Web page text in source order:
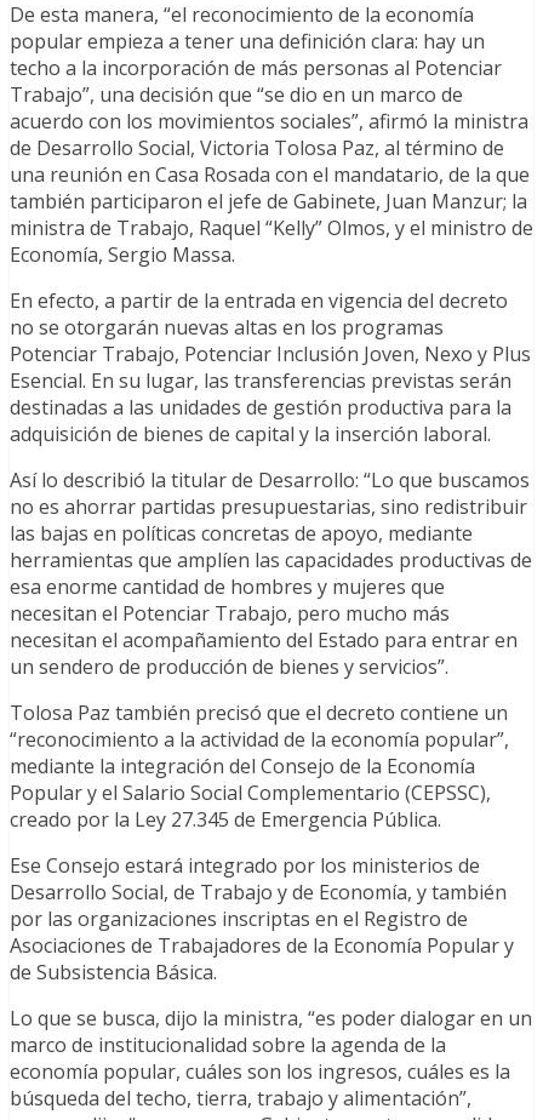
De esta manera, “el reconocimiento de la economía
popular empieza a tener una definición clara: hay un
techo a la incorporación de más personas al Potenciar
Trabajo”, una decisión que “se dio en un marco de
acuerdo con los movimientos sociales”, afirmó la ministra
de Desarrollo Social, Victoria Tolosa Paz, al término de
una reunión en Casa Rosada con el mandatario, de la que
también participaron el jefe de Gabinete, Juan Manzur; la
ministra de Trabajo, Raquel “Kelly” Olmos, y el ministro de
Economía, Sergio Massa.
En efecto, a partir de la entrada en vigencia del decreto
no se otorgarán nuevas altas en los programas
Potenciar Trabajo, Potenciar Inclusión Joven, Nexo y Plus
Esencial. En su lugar, las transferencias previstas serán
destinadas a las unidades de gestión productiva para la
adquisición de bienes de capital y la inserción laboral.
Así lo describió la titular de Desarrollo: “Lo que buscamos
no es ahorrar partidas presupuestarias, sino redistribuir
las bajas en políticas concretas de apoyo, mediante
herramientas que amplíen las capacidades productivas de
esa enorme cantidad de hombres y mujeres que
necesitan el Potenciar Trabajo, pero mucho más
necesitan el acompañamiento del Estado para entrar en
un sendero de producción de bienes y servicios”.
Tolosa Paz también precisó que el decreto contiene un
“reconocimiento a la actividad de la economía popular”,
mediante la integración del Consejo de la Economía
Popular y el Salario Social Complementario (CEPSSC),
creado por la Ley 27.345 de Emergencia Pública.
Ese Consejo estará integrado por los ministerios de
Desarrollo Social, de Trabajo y de Economía, y también
por las organizaciones inscriptas en el Registro de
Asociaciones de Trabajadores de la Economía Popular y
de Subsistencia Básica.
Lo que se busca, dijo la ministra, “es poder dialogar en un
marco de institucionalidad sobre la agenda de la
economía popular, cuáles son los ingresos, cuáles es la
búsqueda del techo, tierra, trabajo y alimentación”,